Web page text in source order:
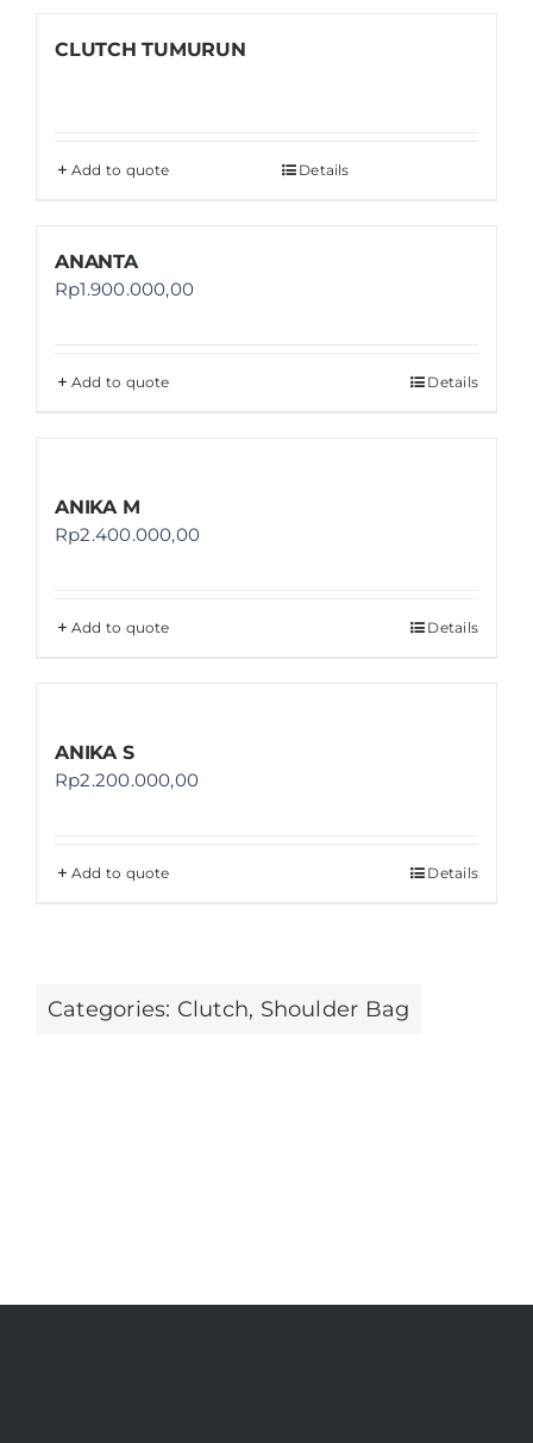
CLUTCH TUMURUN
Add to quote Details
ANANTA
Rp1.900.000,00
Add to quote Details
ANIKA M
Rp2.400.000,00
Add to quote Details
ANIKA S
Rp2.200.000,00
Add to quote Details
Categories: Clutch, Shoulder Bag